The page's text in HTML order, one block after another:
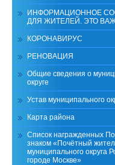
ИНФОРМАЦИОННОЕ
ДЛЯ ЖИТЕЛЕЙ. ЭТО
КОРОНАВИРУС
РЕНОВАЦИЯ
Общие сведения о
округе
Устав муниципального
Карта района
Список награжденных
знаком «Почётный
муниципального округа
городе Москве»